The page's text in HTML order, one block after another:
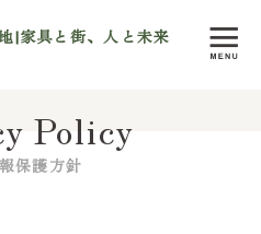
Policy
保護方針